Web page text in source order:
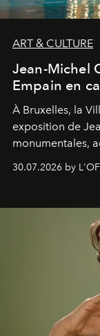
ART & CULTURE
Jean-Michel
Empain en
À Bruxelles, la
exposition de
monumentales,
soufflé, l’artiste
émotionnel où
émerveillement.
30.07.2026 by